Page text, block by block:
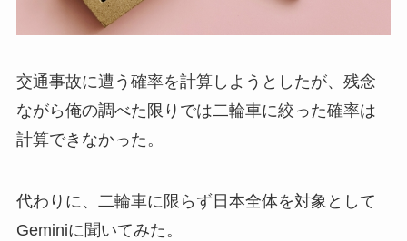
交通事故に遭う確率を計算しようとしたが、残念
ながら俺の調べた限りでは二輪車に絞った確率は
計算できなかった。
代わりに、二輪車に限らず日本全体を対象として
Geminiに聞いてみた。